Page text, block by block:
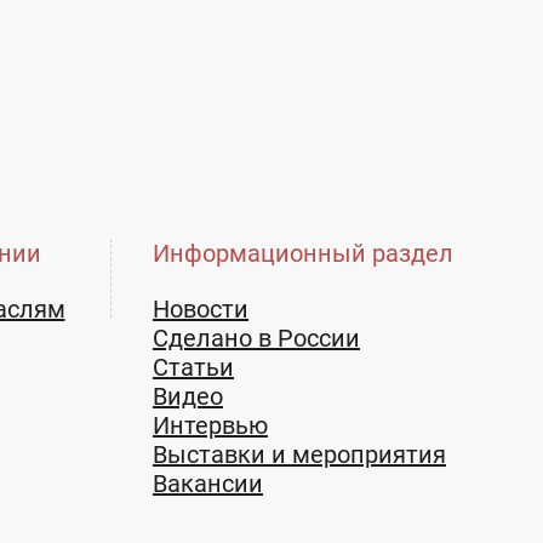
Информационный раздел
Новости
Сделано в России
Статьи
Видео
Интервью
Выставки и мероприятия
Вакансии